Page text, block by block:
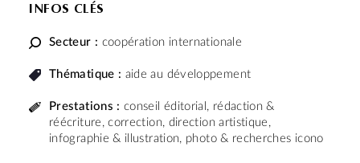
INFOS CLÉS
Secteur : coopération internationale
Thématique : aide au développement
Prestations : conseil éditorial, rédaction &
réécriture, correction, direction artistique,
infographie & illustration, photo & recherches icono